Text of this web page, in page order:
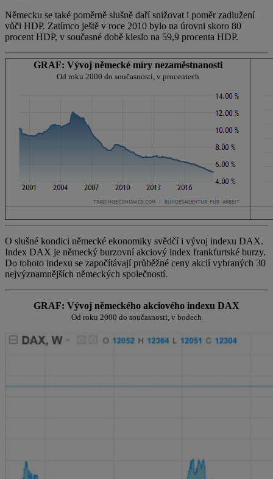
Německu se také poměrně slušně daří snižovat i poměr zadlužení
vůči HDP. Zatímco ještě v roce 2010 bylo na úrovni skoro 80
procent HDP, v současné době kleslo na 59,9 procenta HDP.
GRAF: Vývoj německé míry nezaměstnanosti
Od roku 2000 do současnosti, v procentech
O slušné kondici německé ekonomiky svědčí i vývoj indexu DAX.
Index DAX je německý burzovní akciový index frankfurtské burzy.
Do tohoto indexu se započítávají průběžné ceny akcií vybraných 30
nejvýznamnějších německých společností.
GRAF: Vývoj německého akciového indexu DAX
Od roku 2000 do současnosti, v bodech